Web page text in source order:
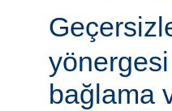
bağlama